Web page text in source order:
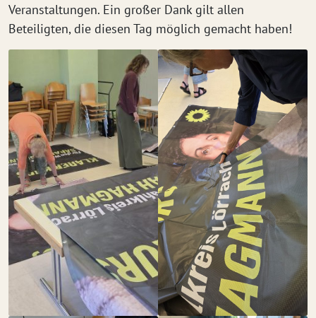
Veranstaltungen. Ein großer Dank gilt allen
Beteiligten, die diesen Tag möglich gemacht haben!